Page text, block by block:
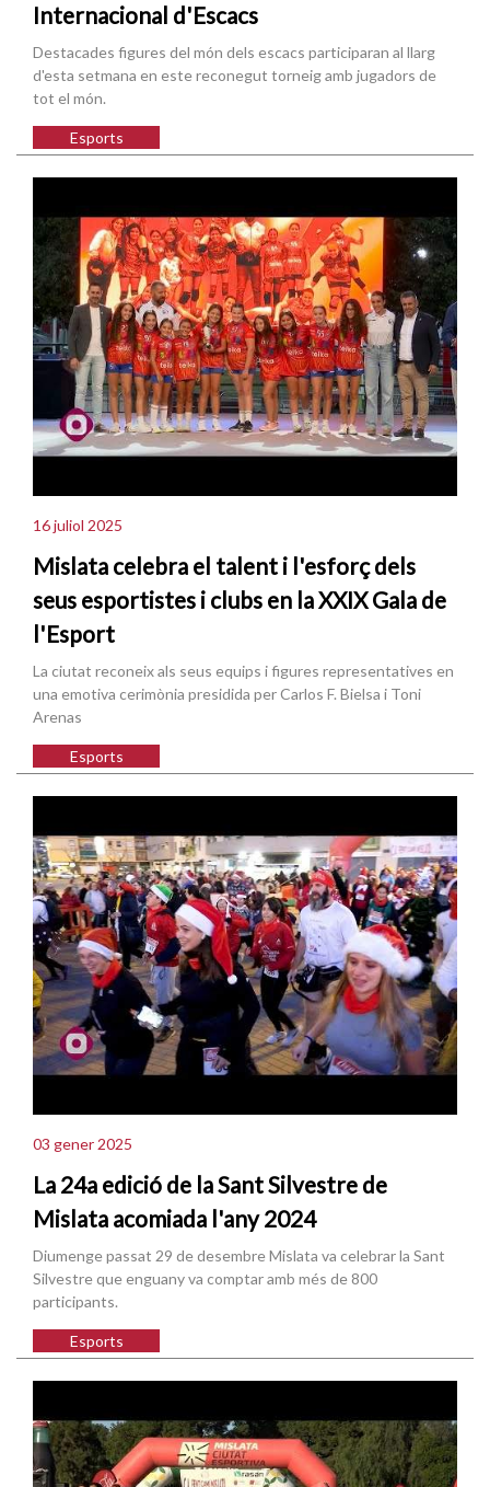
Internacional d'Escacs
Destacades figures del món dels escacs participaran al llarg
d'esta setmana en este reconegut torneig amb jugadors de
tot el món.
Esports
16 juliol 2025
Mislata celebra el talent i l'esforç dels
seus esportistes i clubs en la XXIX Gala de
l'Esport
La ciutat reconeix als seus equips i figures representatives en
una emotiva cerimònia presidida per Carlos F. Bielsa i Toni
Arenas
Esports
03 gener 2025
La 24a edició de la Sant Silvestre de
Mislata acomiada l'any 2024
Diumenge passat 29 de desembre Mislata va celebrar la Sant
Silvestre que enguany va comptar amb més de 800
participants.
Esports